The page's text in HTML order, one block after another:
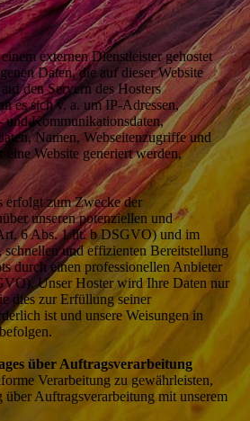
externen Dienstleister gehostet
Daten, die auf dieser Website
den Servern des Hosters
es sich v. a. um IP-Adressen,
und Kommunikationsdaten,
Namen, Webseitenzugriffe und
eine Website generiert werden,
erfolgt zum Zwecke der
unseren potenziellen und
6 Abs. 1 lit. b DSGVO) und im
schnellen und effizienten Bereitstellung
durch einen professionellen Anbieter
Unser Hoster wird Ihre Daten nur
dies zur Erfüllung seiner
ist und unsere Weisungen in
über Auftragsverarbeitung
Verarbeitung zu gewährleisten,
über Auftragsverarbeitung mit unserem